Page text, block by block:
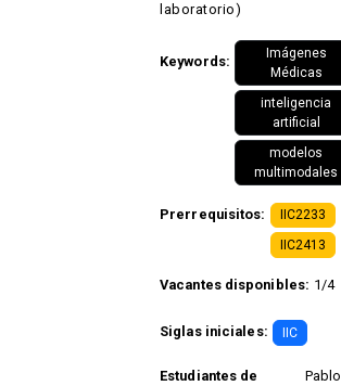
laboratorio)
Keywords:
Imágenes
Médicas
inteligencia
artificial
modelos
multimodales
Prerrequisitos:
IIC2233
IIC2413
Vacantes disponibles: 1/4
Siglas iniciales: IIC
Estudiantes de
Pablo